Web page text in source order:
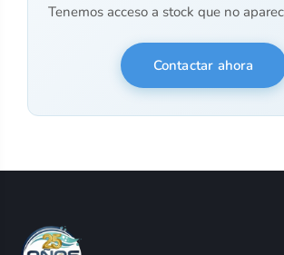
Tenemos acceso a stock que no
Contactar ahora